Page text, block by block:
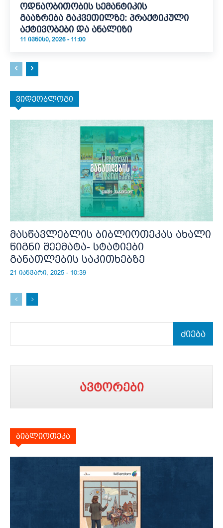
ოდნაობითობის სემანტიკის
გააზრება გაკვეთილზე: პრაქტიკული
აქტივობები და ანალიზი
11 ᲘᲕᲜᲘᲡᲘ, 2026 - 11:00
ვიდეობლოგი
მასწავლებლის ბიბლიოთეკას ახალი
წიგნი შეემატა- სტატიები
განათლების საკითხებზე
21 იანვარი, 2025 - 10:39
ძიება
ავტორები
ბიბლიოთეკა